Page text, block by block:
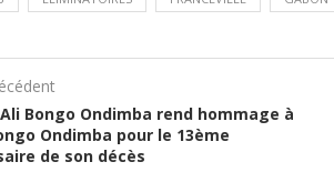
Bongo Ondimba rend hommage à
Ondimba pour le 13ème
de son décès